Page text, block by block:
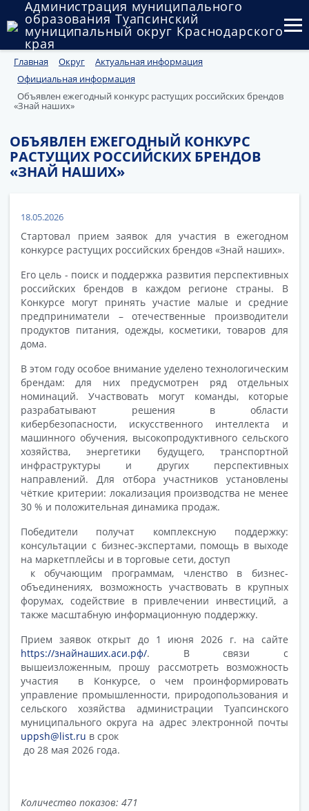
Администрация муниципального
образования Туапсинский
муниципальный округ Краснодарского
края
Округ
Администрация
Государственный и муниципальный контроль
Публичные слушания и общественные обсуждения
Документы
Главная Округ
Актуальная информация
Официальная информация
Объявлен ежегодный конкурс растущих российских брендов
«Знай наших»
ОБЪЯВЛЕН ЕЖЕГОДНЫЙ КОНКУРС
РАСТУЩИХ РОССИЙСКИХ БРЕНДОВ
«ЗНАЙ НАШИХ»
18.05.2026
Стартовал прием заявок для участия в ежегодном
конкурсе растущих российских брендов «Знай наших».
Его цель - поиск и поддержка развития перспективных
российских брендов в каждом регионе страны. В
Конкурсе могут принять участие малые и средние
предприниматели – отечественные производители
продуктов питания, одежды, косметики, товаров для
дома.
В этом году особое внимание уделено технологическим
брендам: для них предусмотрен ряд отдельных
номинаций. Участвовать могут команды, которые
разрабатывают решения в области
кибербезопасности, искусственного интеллекта и
машинного обучения, высокопродуктивного сельского
хозяйства, энергетики будущего, транспортной
инфраструктуры и других перспективных
направлений. Для отбора участников установлены
чёткие критерии: локализация производства не менее
30 % и положительная динамика продаж.
Победители получат комплексную поддержку:
консультации с бизнес-экспертами, помощь в выходе
на маркетплейсы и в торговые сети, доступ
к обучающим программам, членство в бизнес-
объединениях, возможность участвовать в крупных
форумах, содействие в привлечении инвестиций, а
также масштабную информационную поддержку.
Прием заявок открыт до 1 июня 2026 г. на сайте
https://знайнаших.аси.рф/. В связи с
вышеизложенным, прошу рассмотреть возможность
участия в Конкурсе, о чем проинформировать
управление промышленности, природопользования и
сельского хозяйства администрации Туапсинского
муниципального округа на адрес электронной почты
uppsh@list.ru в срок
до 28 мая 2026 года.
Количество показов: 471